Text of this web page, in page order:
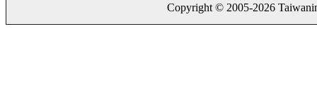
Copyright © 2005-2026